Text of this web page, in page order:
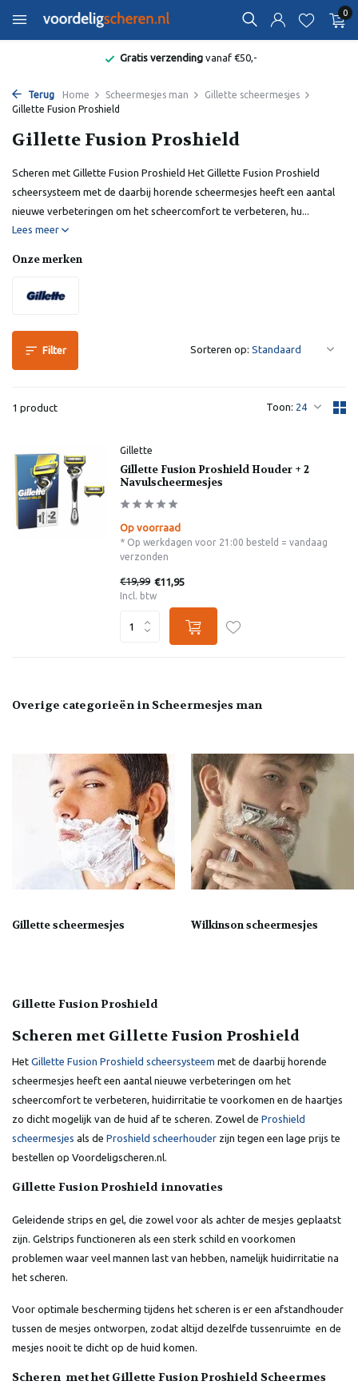
0
Gratis verzendingvanaf €50,-
Terug Home Scheermesjes man
Gillette scheermesjes
Gillette Fusion Proshield
Gillette Fusion Proshield
Scheren met Gillette Fusion Proshield Het Gillette Fusion Proshield
scheersysteem met de daarbij horende scheermesjes heeft een aantal
nieuwe verbeteringen om het scheercomfort te verbeteren, hu...
Lees meer
Onze merken
Filter
1 product Toon:
Sorteren op:
Gillette
Gillette Fusion Proshield Houder + 2
Navulscheermesjes
Op voorraad
* Op werkdagen voor 21:00 besteld = vandaag
verzonden
€19,99 €11,95
Incl. btw
Overige categorieën in Scheermesjes man
Gillette scheermesjes Wilkinson scheermesjes
Gillette Fusion Proshield
Scheren met Gillette Fusion Proshield
Het Gillette Fusion Proshield scheersysteem met de daarbij horende
scheermesjes heeft een aantal nieuwe verbeteringen om het
scheercomfort te verbeteren, huidirritatie te voorkomen en de haartjes
zo dicht mogelijk van de huid af te scheren. Zowel de Proshield
scheermesjes als de Proshield scheerhouder zijn tegen een lage prijs te
bestellen op Voordeligscheren.nl.
Gillette Fusion Proshield innovaties
Geleidende strips en gel, die zowel voor als achter de mesjes geplaatst
zijn. Gelstrips functioneren als een sterk schild en voorkomen
problemen waar veel mannen last van hebben, namelijk huidirritatie na
het scheren.
Voor optimale bescherming tijdens het scheren is er een afstandhouder
tussen de mesjes ontworpen, zodat altijd dezelfde tussenruimte en de
mesjes nooit te dicht op de huid komen.
Scheren met het Gillette Fusion Proshield Scheermes